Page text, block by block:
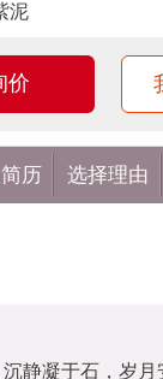
泥
价
历 选择理由
静凝于石，岁月